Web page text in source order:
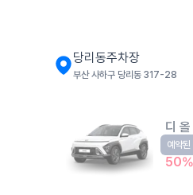
당리동주차장
부산 사하구 당리동 317-28
디
소형
50%
예약된